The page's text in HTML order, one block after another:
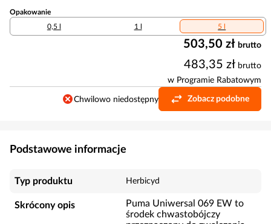
Opakowanie
0,5 l
1 l 5 l
503,50 zł brutto
483,35 zł brutto
w Programie Rabatowym
Chwilowo niedostępny Zobacz podobne
Podstawowe informacje
Typ produktu Herbicyd
Skrócony opis
Puma Uniwersal 069 EW to
środek chwastobójczy